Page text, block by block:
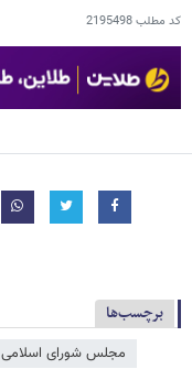
کد مطلب2195498
برچسب‌ها
مجلس شورای اسلامی